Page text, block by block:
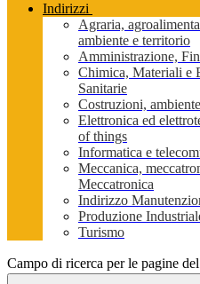
Indirizzi
Agraria,
ambiente e territorio
Amministrazione,
Chimica, Materiali e
Sanitarie
Costruzioni,
Elettronica ed
of things
Informatica e
Meccanica,
Meccatronica
Indirizzo
Produzione
Turismo
Campo di ricerca per le pagine